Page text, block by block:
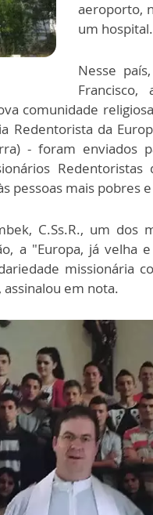
aeroporto,
um hospital.
Nesse
Francisco,
comunidade
Redentorista da
- foram enviados
pessoas mais pobres
C.Ss.R., um dos
a "Europa, já velha
missionária
em nota.